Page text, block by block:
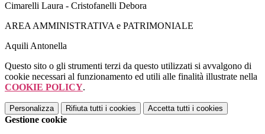
Cimarelli Laura - Cristofanelli Debora
AREA AMMINISTRATIVA e PATRIMONIALE
Aquili Antonella
Questo sito o gli strumenti terzi da questo utilizzati si avvalgono di
cookie necessari al funzionamento ed utili alle finalità illustrate nella
COOKIE POLICY.
Personalizza Rifiuta tutti i cookies Accetta tutti i cookies
Gestione cookie